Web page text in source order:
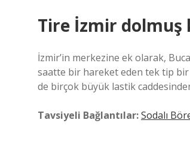
Tire İzmir dolmuş
İzmir’in merkezine ek olarak,
saatte bir hareket eden tek tip
de birçok büyük lastik
Tavsiyeli Bağlantılar:Sodalı